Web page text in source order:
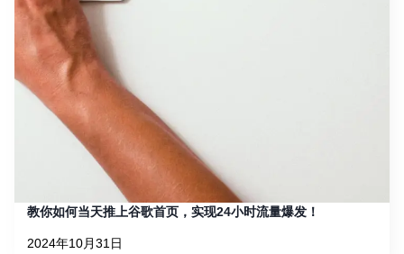
教你如何当天推上谷歌首页，实现24小时流量爆发！
2024年10月31日